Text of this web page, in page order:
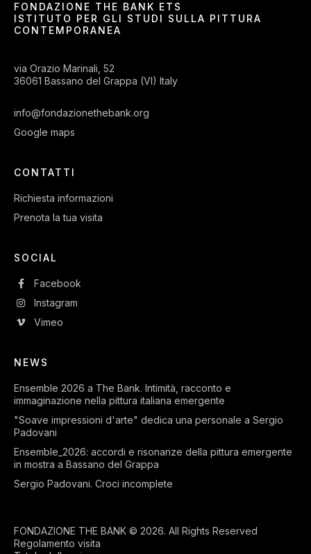
FONDAZIONE THE BANK ETS
ISTITUTO PER GLI STUDI SULLA PITTURA
CONTEMPORANEA
via Orazio Marinali, 52
36061 Bassano del Grappa (VI) Italy
info@fondazionethebank.org
Google maps
CONTATTI
Richiesta informazioni
Prenota la tua visita
SOCIAL
Facebook
Instagram
Vimeo
NEWS
Ensemble 2026 a The Bank. Intimità, racconto e
immaginazione nella pittura italiana emergente
"Soave impressioni d'arte" dedica una personale a Sergio
Padovani
Ensemble_2026: accordi e risonanze della pittura emergente
in mostra a Bassano del Grappa
Sergio Padovani. Croci incomplete
FONDAZIONE THE BANK © 2026. All Rights Reserved
Regolamento visita